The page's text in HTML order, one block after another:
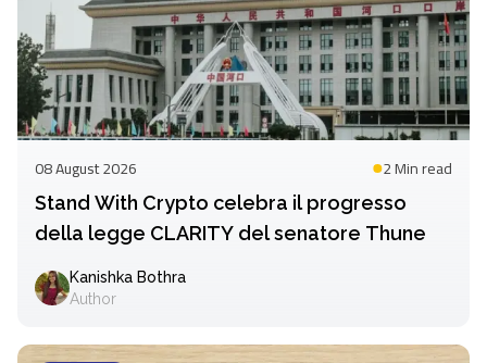
08 August 2026 2 Minread
Stand With Crypto celebra il progresso
della legge CLARITY del senatore Thune
Kanishka Bothra
Author